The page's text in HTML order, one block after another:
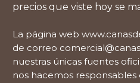
precios que viste hoy se
La página web
de correo
nuestras únicas fuentes
nos hacemos